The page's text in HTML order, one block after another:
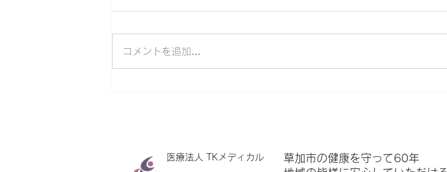
コメントを追加…
医療法人 TKメディカル
草加市の健康を守って60年